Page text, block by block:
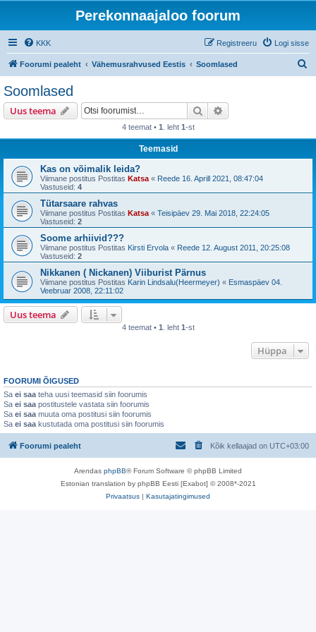
Perekonnaajaloo foorum
KKK Logi sisse
Registreeru
Foorumi pealeht Vähemusrahvused Eestis Soomlased
Soomlased
Uus teema Otsi
4 teemat • 1 . leht 1-st
Teemasid
Kas on võimalik leida?
Viimane postitus Postitas Katsa « Reede 16. Aprill 2021, 08:47:04
Vastuseid: 4
Tütarsaare rahvas
Viimane postitus Postitas Katsa « Teisipäev 29. Mai 2018, 22:24:05
Vastuseid: 2
Soome arhiivid???
Viimane postitus Postitas Kirsti Ervola « Reede 12. August 2011, 20:25:08
Vastuseid: 2
Nikkanen ( Nickanen) Viiburist Pärnus
Viimane postitus Postitas Karin Lindsalu(Heermeyer) « Esmaspäev 04.
Veebruar 2008, 22:11:02
Uus teema
4 teemat • 1 . leht 1-st
Hüppa
FOORUMI ÕIGUSED
Sa ei saa teha uusi teemasid siin foorumis
Sa ei saa postitustele vastata siin foorumis
Sa ei saa muuta oma postitusi siin foorumis
Sa ei saa kustutada oma postitusi siin foorumis
Foorumi pealeht Kõik kellaajad on UTC+03:00
Arendas phpBB® Forum Software © phpBB Limited
Estonian translation by phpBB Eesti [Exabot] © 2008*-2021
Privaatsus | Kasutajatingimused